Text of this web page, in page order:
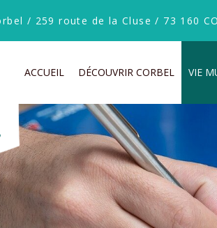
/ 259 route de la Cluse / 73 160
ACCUEIL DÉCOUVRIR CORBEL VIE